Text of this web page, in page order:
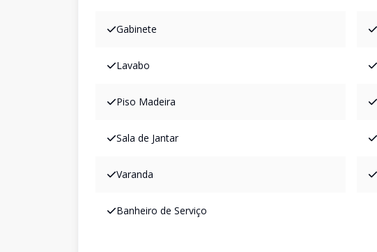
Gabinete
Lavabo
Piso Madeira
Sala de Jantar
Varanda
Banheiro de Serviço